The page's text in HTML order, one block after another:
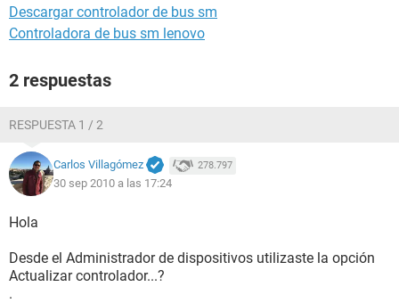
Descargar controlador de bus sm
Controladora de bus sm lenovo
2 respuestas
RESPUESTA 1 / 2
Carlos Villagómez 278.797
30 sep 2010 a las 17:24
Hola
Desde el Administrador de dispositivos utilizaste la opción
Actualizar controlador...?
.